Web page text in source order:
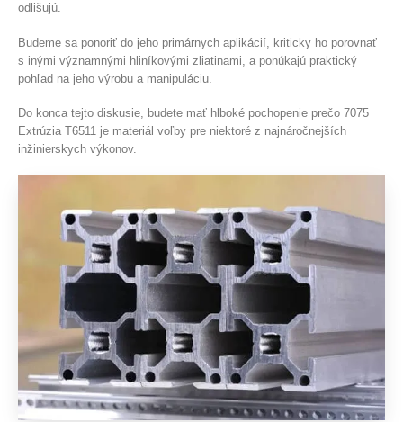
odlišujú.
Budeme sa ponoriť do jeho primárnych aplikácií, kriticky ho porovnať
s inými významnými hliníkovými zliatinami, a ponúkajú praktický
pohľad na jeho výrobu a manipuláciu.
Do konca tejto diskusie, budete mať hlboké pochopenie prečo 7075
Extrúzia T6511 je materiál voľby pre niektoré z najnáročnejších
inžinierskych výkonov.